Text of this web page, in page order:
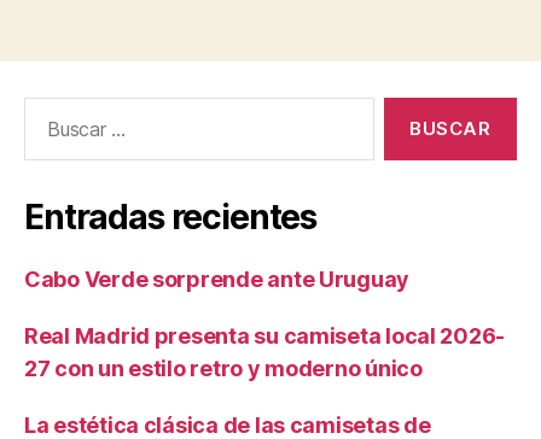
Entradas recientes
Cabo Verde sorprende ante Uruguay
Real Madrid presenta su camiseta local 2026-
27 con un estilo retro y moderno único
La estética clásica de las camisetas de